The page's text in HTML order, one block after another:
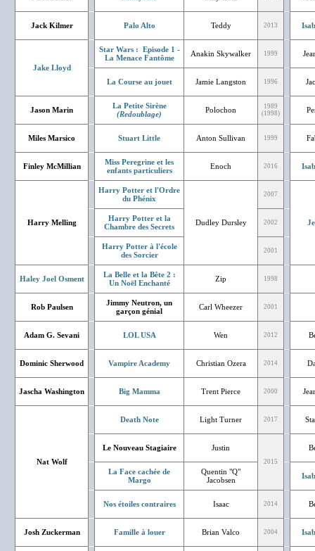
Jack Kilmer Palo Alto Teddy 2013
Jake Lloyd
Star Wars : Episode 1 -
La Menace Fantôme
Anakin Skywalker 1999
La Course au jouet Jamie Langston 1996
Jason Marin
La Petite Sirène
(Redoublage)
Polochon
1989
(1998)
Miles Marsico Stuart Little Anton Sullivan 1999
Finley McMillian
Miss Peregrine et les
enfants particuliers
Enoch 2016
Harry Melling
Harry Potter et l'Ordre
du Phénix
Dudley Dursley
2007
Harry Potter et la
Chambre des Secrets
2002
Harry Potter à l'école
des Sorcier
2001
Haley Joel Osment
La Belle et la Bête 2 :
Un Noël Enchanté
Zip 1998
Rob Paulsen
Jimmy Neutron, un
garçon génial
Carl Wheezer 2001
Adam G. Sevani LOL USA Wen 2012
Dominic Sherwood Vampire Academy Christian Ozera 2014
Jascha Washington Big Mamma Trent Pierce 2000
Nat Wolf
Death Note Light Turner 2017
Le Nouveau Stagiaire Justin
2015
La Face cachée de
Margo
Quentin "Q"
Jacobsen
Nos étoiles contraires Isaac 2014
Josh Zuckerman Famille à louer Brian Valco 2004